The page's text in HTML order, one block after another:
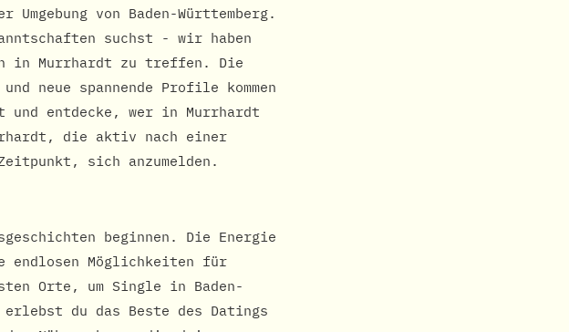
von Baden-Württemberg.
suchst - wir haben
in Murrhardt zu treffen. Die
neue spannende Profile kommen
und entdecke, wer in Murrhardt
die aktiv nach einer
sich anzumelden.
beginnen. Die Energie
Möglichkeiten für
Orte, um Single in Baden-
du das Beste des Datings